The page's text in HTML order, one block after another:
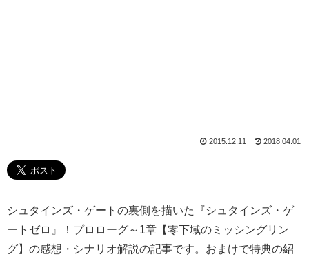
2015.12.11 2018.04.01
シュタインズ・ゲートの裏側を描いた『シュタインズ・ゲ
ートゼロ』！プロローグ～1章【零下域のミッシングリン
グ】の感想・シナリオ解説の記事です。おまけで特典の紹